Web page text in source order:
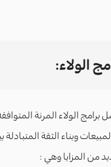
الولاء:
برامج الولاء المرنة
وبناء الثقة المتبادلة
من المزايا وهي :